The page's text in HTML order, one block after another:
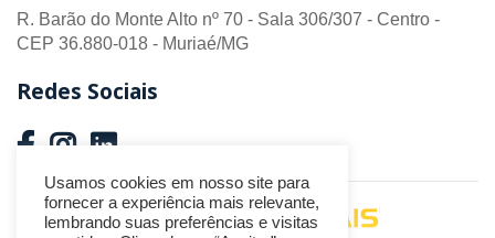
R. Barão do Monte Alto nº 70 - Sala 306/307 - Centro -
CEP 36.880-018 - Muriaé/MG
Redes Sociais
Desenvolvido por
Usamos cookies em nosso site para
fornecer a experiência mais relevante,
lembrando suas preferências e visitas